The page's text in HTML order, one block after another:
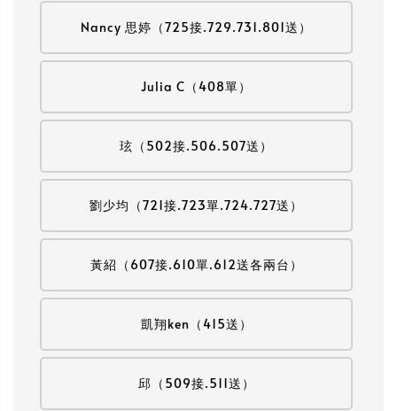
Nancy 思婷（725接.729.731.801送）
Julia C（408單）
玹（502接.506.507送）
劉少均（721接.723單.724.727送）
黃紹（607接.610單.612送各兩台）
凱翔ken（415送）
邱（509接.511送）